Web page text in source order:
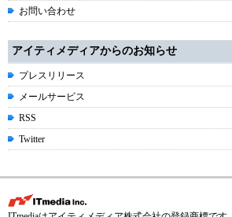
お問い合わせ
アイティメディアからのお知らせ
プレスリリース
メールサービス
RSS
Twitter